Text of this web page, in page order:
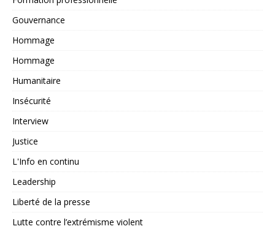
Gouvernance
Hommage
Hommage
Humanitaire
Insécurité
Interview
Justice
L'Info en continu
Leadership
Liberté de la presse
Lutte contre l’extrémisme violent